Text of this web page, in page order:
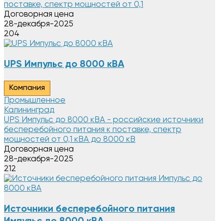
поставке, спектр мощностей от 0,1
Договорная цена
28-декабря-2025
204
UPS Импульс до 8000 кВА
Компания
Промышленное
Калининград
UPS Импульс до 8000 кВА - российские источники
бесперебойного питания к поставке, спектр
мощностей от 0,1 кВА до 8000 кВ
Договорная цена
28-декабря-2025
212
Источники бесперебойного питания